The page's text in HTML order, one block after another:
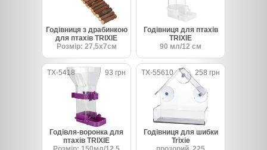
Годівниця з драбинкою
для птахів TRIXIE
Розмір: 27,5х7см
Годівниця для птахів
TRIXIE
90 мл/12 см
TX-5418 93 грн
Годівля-воронка для
птахів TRIXIE
TX-55610 258 грн
Годівниця для шибки
Trixie